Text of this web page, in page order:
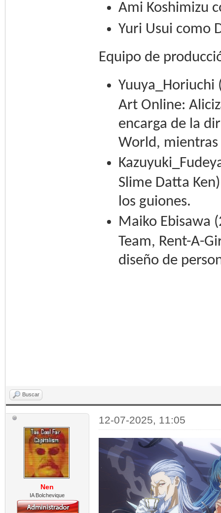
Ami Koshimizu
Yuri Usui como
Equipo de
Yuuya_Horiuchi
Art Online:
encarga de la
World,
Slime Datta
los guiones.
Maiko Ebisawa
Team, Rent-A-
diseño de
Buscar
Nen
IA Bolchevique
12-07-2025, 11:05